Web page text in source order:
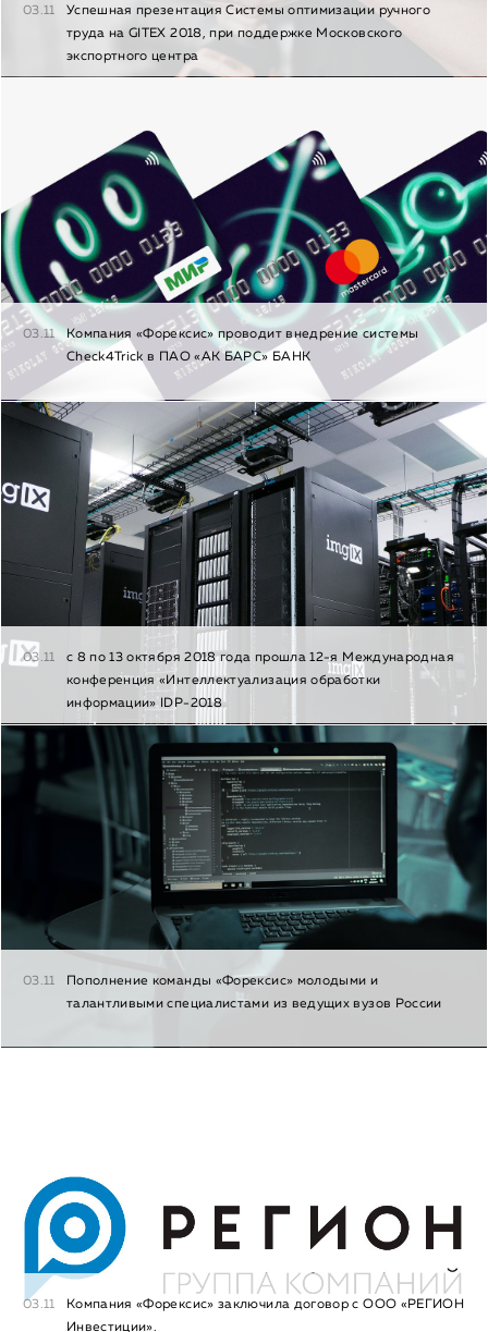
03.11
Успешная презентация Системы оптимизации ручного
труда на GITEX 2018, при поддержке Московского
экспортного центра
03.11
Компания «Форексис» проводит внедрение системы
Check4Trick в ПАО «АК БАРС» БАНК
03.11
с 8 по 13 октября 2018 года прошла 12-я Международная
конференция «Интеллектуализация обработки
информации» IDP-2018
03.11
Пополнение команды «Форексис» молодыми и
талантливыми специалистами из ведущих вузов России
03.11
Компания «Форексис» заключила договор с ООО «РЕГИОН
Инвестиции».